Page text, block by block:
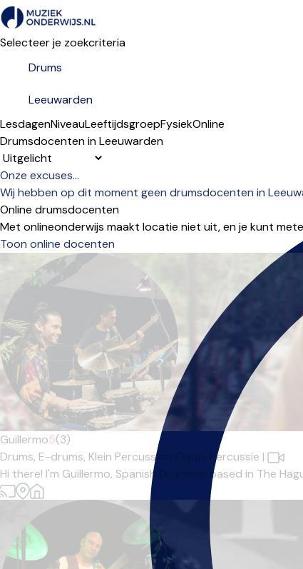
Selecteer je zoekcriteria
LesdagenNiveauLeeftijdsgroepFysiekOnline
Drumsdocenten in Leeuwarden
Sorteervolgorde
Onze excuses...
Wij hebben op dit moment geen drumsdocenten in
Online drumsdocenten
Met onlineonderwijs maakt locatie niet uit, en je kunt
Toon online docenten
Guillermo5(3)
Drums, E-drums, Klein Percussion Cajon, Percussie |
Hi there! I'm Guillermo, Spanish Drummer based in The